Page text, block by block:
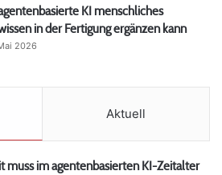
KI menschliches
in der Fertigung ergänzen kann
2026
Aktuell
muss im agentenbasierten KI-Zeitalter